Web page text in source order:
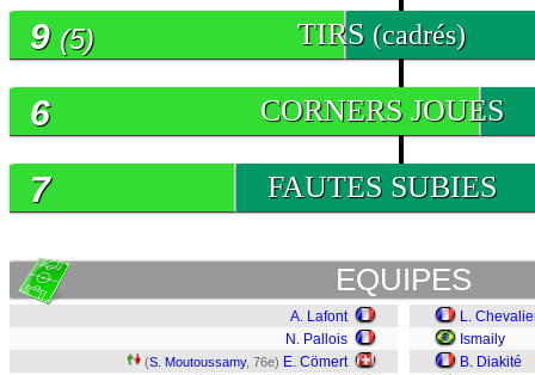
TIRS (cadrés)
9 (5)
CORNERS JOUES
6
FAUTES SUBIES
7
EQUIPES
A. Lafont
N. Pallois
(S. Moutoussamy, 76e) E. Cömert
L.
Ismaily
B. Diakité